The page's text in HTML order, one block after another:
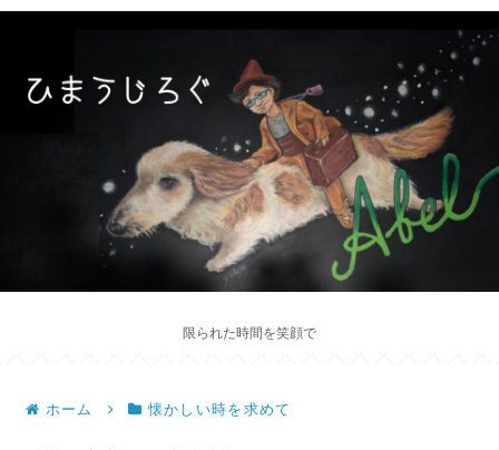
限られた時間を笑顔で
ホーム 懐かしい時を求めて